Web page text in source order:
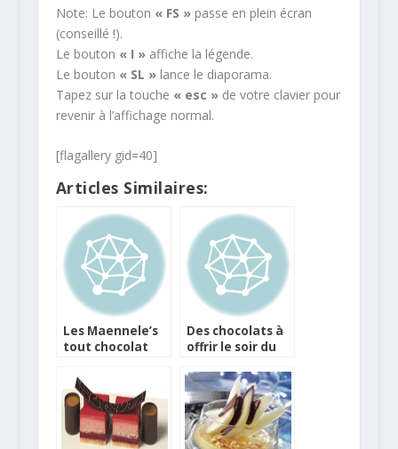
Note: Le bouton « FS »passe en plein écran
(conseillé !).
Le bouton « I »affiche la légende.
Le bouton « SL »lance le diaporama.
Tapez sur la touche « esc »de votre clavier pour
revenir à l’affichage normal.
[flagallery gid=40]
Articles Similaires:
Les Maennele’s
tout chocolat
Fêtes avec
Jacques Bockel
Des chocolats à
offrir le soir du